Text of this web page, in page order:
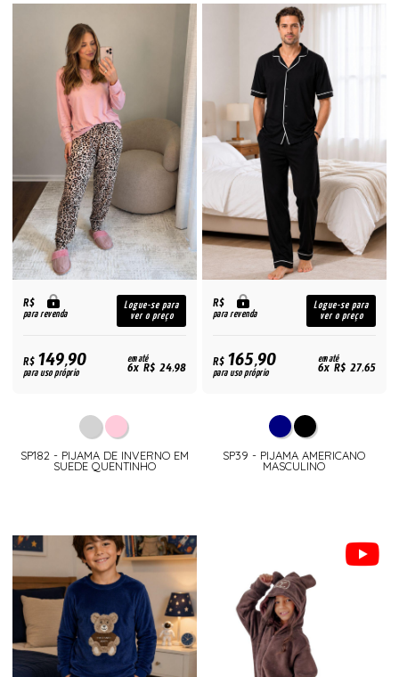
R$
para revenda
Logue-se para
ver o preço
R$149,90
para uso próprio
em até
6x R$ 24,98
SP182 - PIJAMA DE INVERNO EM
SUEDE QUENTINHO
R$
para revenda
Logue-se para
ver o preço
R$165,90
para uso próprio
em até
6x R$ 27,65
SP39 - PIJAMA AMERICANO
MASCULINO